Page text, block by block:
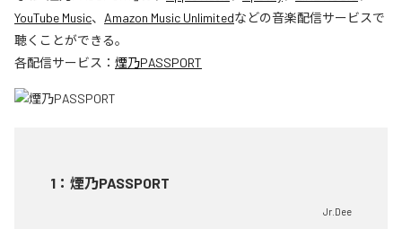
YouTube Music、 Amazon Music Unlimitedなどの音楽配信サービスで
聴くことができる。
各配信サービス： 煙乃PASSPORT
1 ： 煙乃PASSPORT
Jr.Dee